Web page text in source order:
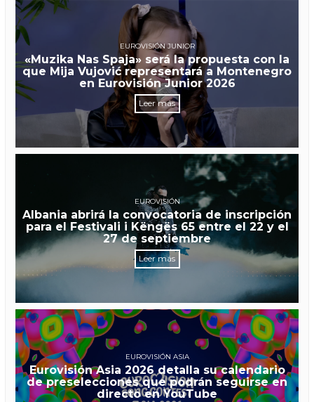
EUROVISIÓN JUNIOR
«Muzika Nas Spaja» será la propuesta con la
que Mija Vujović representará a Montenegro
en Eurovisión Junior 2026
Leer más
EUROVISIÓN
Albania abrirá la convocatoria de inscripción
para el Festivali i Këngës 65 entre el 22 y el
27 de septiembre
Leer más
EUROVISIÓN ASIA
Eurovisión Asia 2026 detalla su calendario
de preselecciones que podrán seguirse en
directo en YouTube